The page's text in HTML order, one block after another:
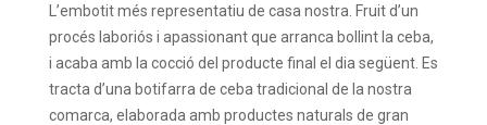
L’embotit més representatiu de casa nostra. Fruit d’un
procés laboriós i apassionant que arranca bollint la ceba,
i acaba amb la cocció del producte final el dia següent. Es
tracta d’una botifarra de ceba tradicional de la nostra
comarca, elaborada amb productes naturals de gran